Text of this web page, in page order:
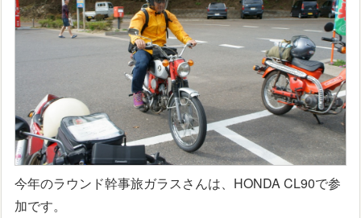
今年のラウンド幹事旅ガラスさんは、HONDA CL90で参
加です。